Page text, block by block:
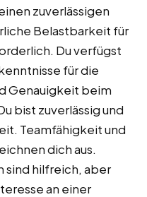
zuverlässigen
Belastbarkeit für
Du verfügst
für die
Genauigkeit beim
bist zuverlässig und
Teamfähigkeit und
dich aus.
sind hilfreich, aber
an einer